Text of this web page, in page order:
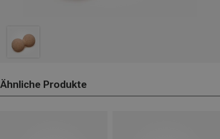
Ähnliche Produkte